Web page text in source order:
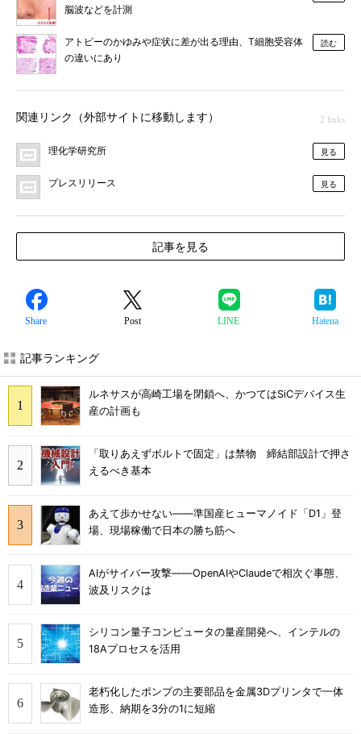
脳波などを計測
アトピーのかゆみや症状に差が出る理由、T細胞受容体
の違いにあり
読む
関連リンク（外部サイトに移動します） 2 links
理化学研究所 見る
プレスリリース 見る
記事を見る
Share Post LINE Hatena
記事ランキング
ルネサスが高崎工場を閉鎖へ、かつてはSiCデバイス生
産の計画も
「取りあえずボルトで固定」は禁物 締結部設計で押さ
えるべき基本
あえて歩かせない――準国産ヒューマノイド「D1」登
場、現場稼働で日本の勝ち筋へ
AIがサイバー攻撃――OpenAIやClaudeで相次ぐ事態、
波及リスクは
シリコン量子コンピュータの量産開発へ、インテルの
18Aプロセスを活用
老朽化したポンプの主要部品を金属3Dプリンタで一体
造形、納期を3分の1に短縮